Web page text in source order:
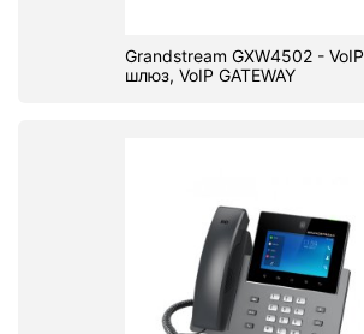
Grandstream GXW4502 - VoIP
шлюз, VoIP GATEWAY